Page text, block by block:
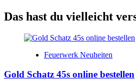
Das hast du vielleicht
Feuerwerk Neuheiten
Gold Schatz 45s online bestellen